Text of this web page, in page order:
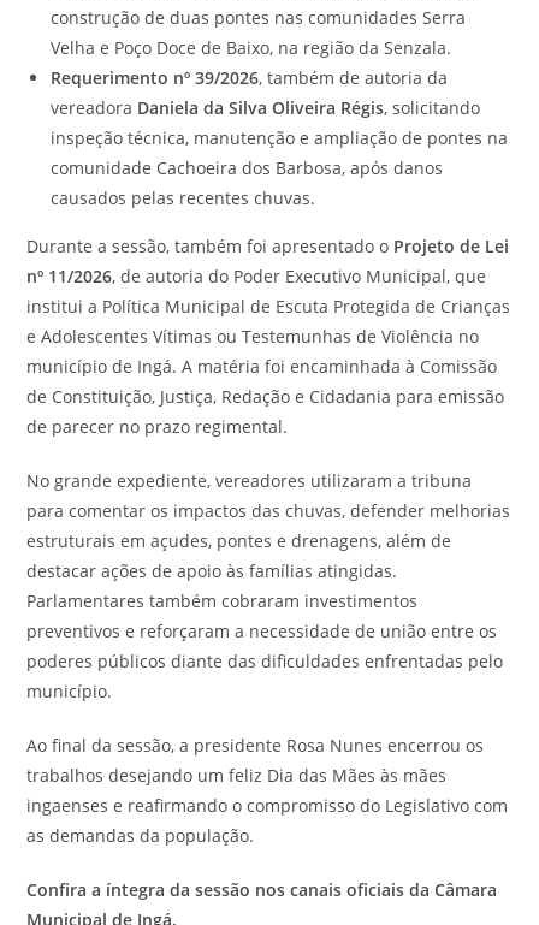
construção de duas pontes nas comunidades Serra
Velha e Poço Doce de Baixo, na região da Senzala.
Requerimento nº 39/2026, também de autoria da
vereadora Daniela da Silva Oliveira Régis, solicitando
inspeção técnica, manutenção e ampliação de pontes na
comunidade Cachoeira dos Barbosa, após danos
causados pelas recentes chuvas.
Durante a sessão, também foi apresentado o Projeto de Lei
nº 11/2026, de autoria do Poder Executivo Municipal, que
institui a Política Municipal de Escuta Protegida de Crianças
e Adolescentes Vítimas ou Testemunhas de Violência no
município de Ingá. A matéria foi encaminhada à Comissão
de Constituição, Justiça, Redação e Cidadania para emissão
de parecer no prazo regimental.
No grande expediente, vereadores utilizaram a tribuna
para comentar os impactos das chuvas, defender melhorias
estruturais em açudes, pontes e drenagens, além de
destacar ações de apoio às famílias atingidas.
Parlamentares também cobraram investimentos
preventivos e reforçaram a necessidade de união entre os
poderes públicos diante das dificuldades enfrentadas pelo
município.
Ao final da sessão, a presidente Rosa Nunes encerrou os
trabalhos desejando um feliz Dia das Mães às mães
ingaenses e reafirmando o compromisso do Legislativo com
as demandas da população.
Confira a íntegra da sessão nos canais oficiais da Câmara
Municipal de Ingá.